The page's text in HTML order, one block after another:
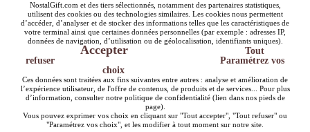
NostalGift.com et des tiers sélectionnés, notamment des partenaires statistiques,
utilisent des cookies ou des technologies similaires. Les cookies nous permettent
d’accéder, d’analyser et de stocker des informations telles que les caractéristiques de
votre terminal ainsi que certaines données personnelles (par exemple : adresses IP,
données de navigation, d’utilisation ou de géolocalisation, identifiants uniques).
Accepter
Tout
refuser
Paramétrez vos
choix
Ces données sont traitées aux fins suivantes entre autres : analyse et amélioration de
l’expérience utilisateur, de l'offre de contenus, de produits et de services... Pour plus
d’information, consulter notre politique de confidentialité (lien dans nos pieds de
page).
Vous pouvez exprimer vos choix en cliquant sur "Tout accepter", "Tout refuser" ou
"Paramétrez vos choix", et les modifier à tout moment sur notre site.